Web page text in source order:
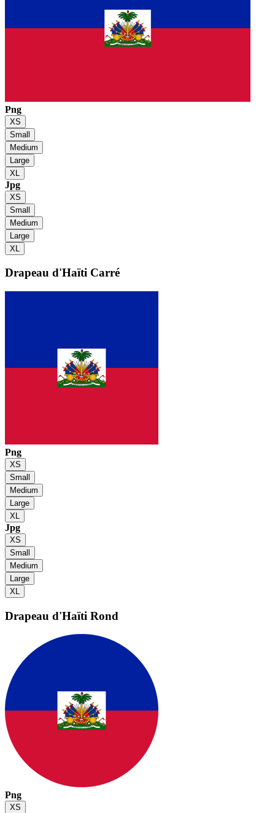
Png
XS
Small
Medium
Large
XL
Jpg
XS
Small
Medium
Large
XL
Drapeau d'Haïti Carré
Png
XS
Small
Medium
Large
XL
Jpg
XS
Small
Medium
Large
XL
Drapeau d'Haïti Rond
Png
XS